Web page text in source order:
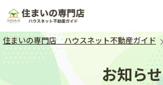
住まいの専門店 ハウスネット不動産ガイド
お知らせ